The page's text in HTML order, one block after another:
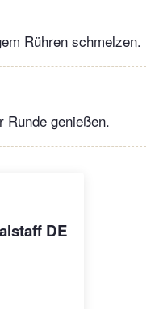
Rühren schmelzen.
Runde genießen.
DE